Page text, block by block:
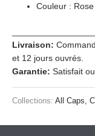
Couleur : Rose
Livraison:
et 12 jours ouvrés.
Garantie: Satisfait
Collections: All Caps